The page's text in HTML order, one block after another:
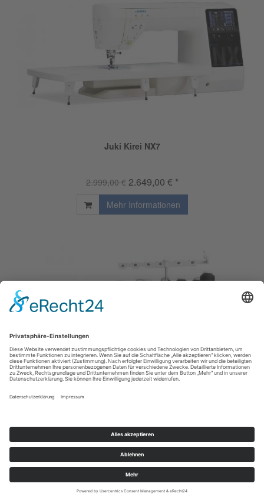
Juki Kirei NX7
2.999,00 € 2.649,00 € *
Mehr Informationen
4.398,00 € *
Mehr Informationen